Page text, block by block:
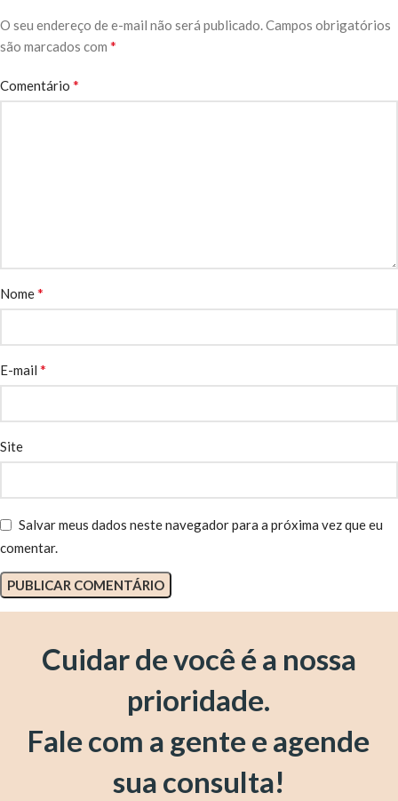
O seu endereço de e-mail não será publicado.Campos obrigatórios
são marcados com *
Comentário *
Nome*
E-mail *
Site
Salvar meus dados neste navegador para a próxima vez que eu
comentar.
Cuidar de você é a nossa
prioridade.
Fale com a gente e agende
sua consulta!